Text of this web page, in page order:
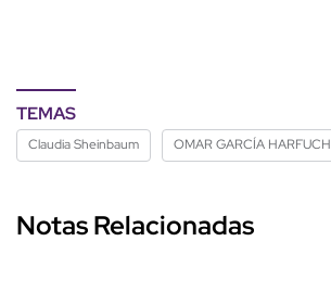
TEMAS
Claudia Sheinbaum OMAR GARCÍA HARFUCH
Notas Relacionadas